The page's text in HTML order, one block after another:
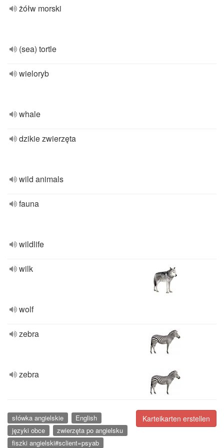
żółw morski
(sea) tortle
wieloryb
whale
dzikie zwierzęta
wild animals
fauna
wildlife
wilk
wolf
zebra
zebra
Karteikarten erstellen
słówka angielskie
English
języki obce
zwierzęta po angielsku
fiszki angielski#sclient=psyab